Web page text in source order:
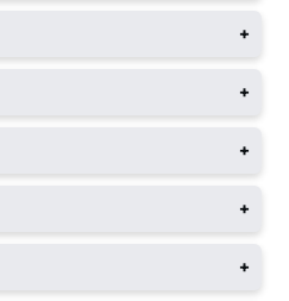
+
+
+
+
+